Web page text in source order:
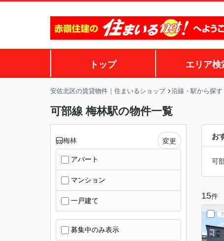
トップ エリア検
安佐北区の賃貸物件｜住まいるショップ 沿線・駅から探す
可部線 梅林駅の物件一覧
お
可
15件
梅林 変更
アパート
マンション
一戸建て
募集中のみ表示